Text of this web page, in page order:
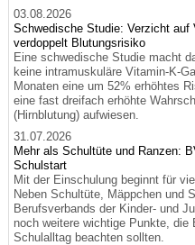
03.08.2026
Schwedische Studie: Verzicht auf
verdoppelt Blutungsrisiko
Eine schwedische Studie macht
keine intramuskuläre Vitamin-K-
Monaten eine um 52% erhöhtes
eine fast dreifach erhöhte
(Hirnblutung) aufwiesen.
31.07.2026
Mehr als Schultüte und Ranzen:
Schulstart
Mit der Einschulung beginnt für
Neben Schultüte, Mäppchen und
Berufsverbands der Kinder- und
noch weitere wichtige Punkte, die
Schulalltag beachten sollten.